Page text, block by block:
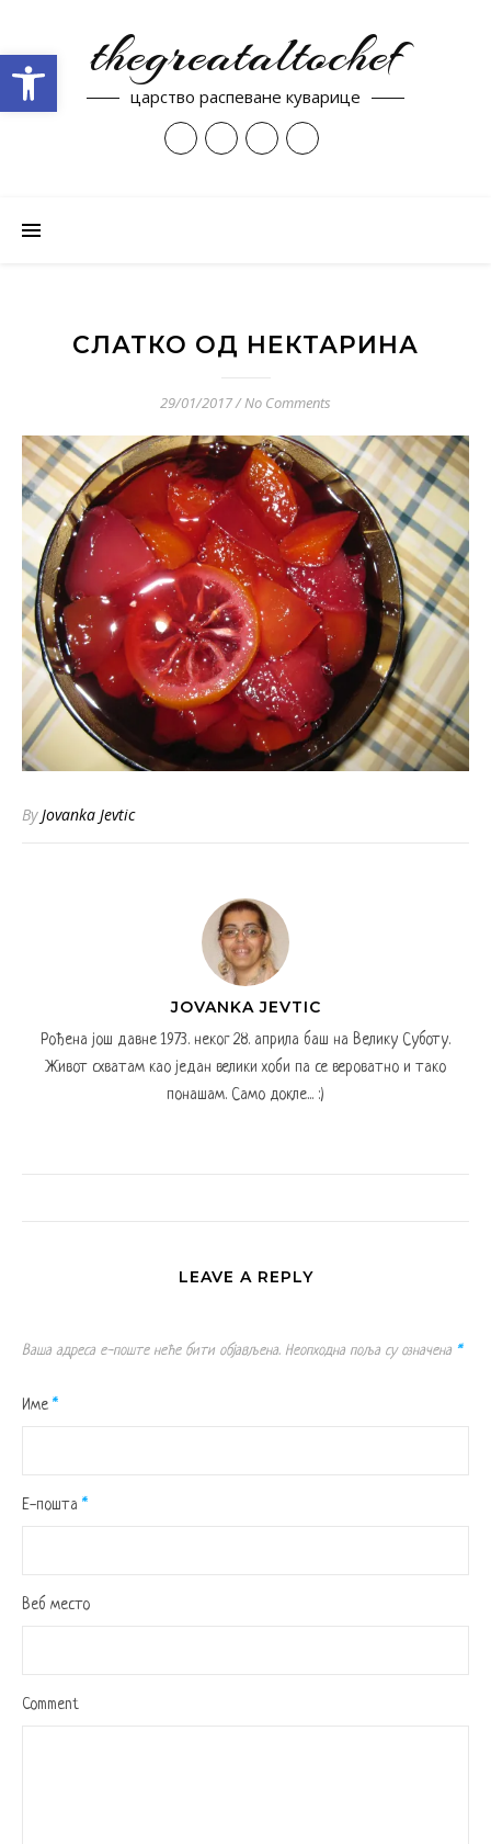
thegreataltochef
царство распеване куварице
СЛАТКО ОД НЕКТАРИНА
29/01/2017/No Comments
ByJovanka Jevtic
JOVANKA JEVTIC
Рођена још давне 1973. неког 28. априла баш на Велику Суботу.
Живот схватам као један велики хоби па се вероватно и тако
понашам. Само докле... :)
LEAVE A REPLY
Ваша адреса е-поште неће бити објављена. Неопходна поља су означена *
Име *
Е-пошта *
Веб место
Comment
Open toolbar